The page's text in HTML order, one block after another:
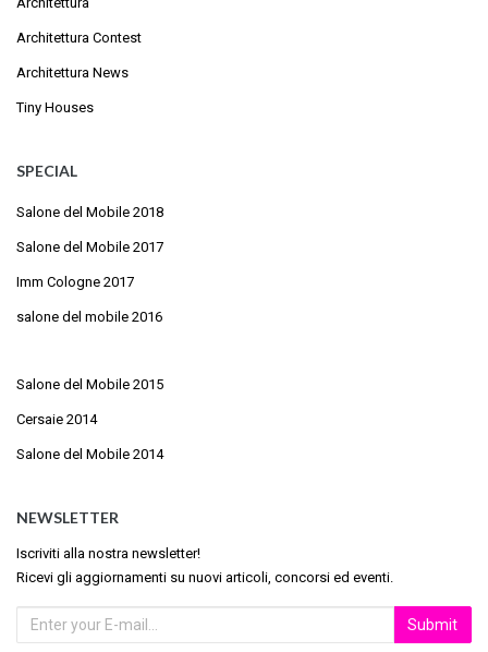
Architettura Contest
Architettura News
Tiny Houses
SPECIAL
Salone del Mobile 2018
Salone del Mobile 2017
Imm Cologne 2017
salone del mobile 2016
Salone del Mobile 2015
Cersaie 2014
Salone del Mobile 2014
NEWSLETTER
Iscriviti alla nostra newsletter!
Ricevi gli aggiornamenti su nuovi articoli, concorsi ed eventi.